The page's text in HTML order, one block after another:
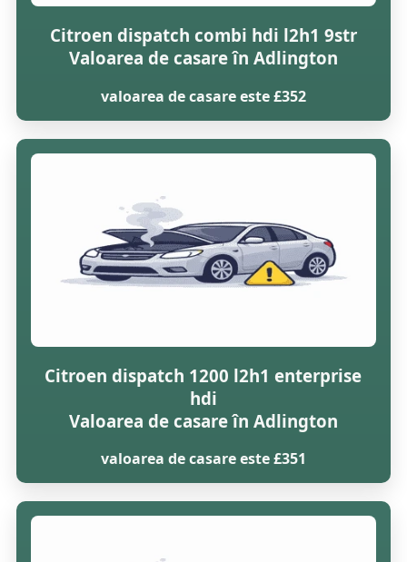
Citroen dispatch combi hdi l2h1 9str
Valoarea de casare în Adlington
valoarea de casare este £352
Citroen dispatch 1200 l2h1 enterprise
hdi
Valoarea de casare în Adlington
valoarea de casare este £351